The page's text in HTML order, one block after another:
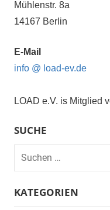
Mühlenstr. 8a
14167 Berlin
E-Mail
info @ load-ev.de
LOAD e.V. is Mitglied
SUCHE
Suchen
nach:
KATEGORIEN